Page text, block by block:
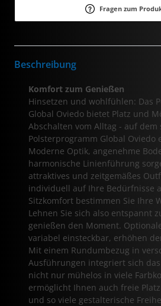
Fragen zum
Beschreibung
Komfort zum Genießen
Hinsetzen und wohlfühlen: Das
Global Oviedo bietet Platz und
Abschalten vom Alltag - auf dem
Polsterprogramm Global Oviedo
Moderne Optik, angenehme
harmonische Linienführung
attraktives und zeitgemäßes
individuell auf Ihre Bedürfnisse
Sitzkomfort bestimmen Sie Ihre
Lehnen Sie sich also entspannt
genießen den Moment.
variabel einsteckbar, erhöhen
Mit einem Rundumbezug in
Ausführungen integriert sich
nicht nur mühelos in viele
ermöglicht Ihnen auch freie
und so viele gestalterische